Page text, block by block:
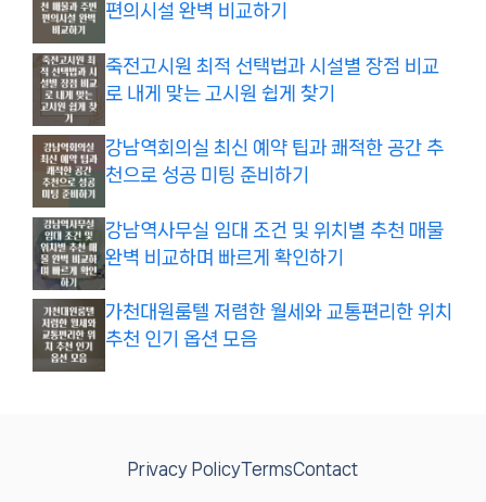
편의시설 완벽 비교하기
죽전고시원 최적 선택법과 시설별 장점 비교
로 내게 맞는 고시원 쉽게 찾기
강남역회의실 최신 예약 팁과 쾌적한 공간 추
천으로 성공 미팅 준비하기
강남역사무실 임대 조건 및 위치별 추천 매물
완벽 비교하며 빠르게 확인하기
가천대원룸텔 저렴한 월세와 교통편리한 위치
추천 인기 옵션 모음
Privacy PolicyTermsContact